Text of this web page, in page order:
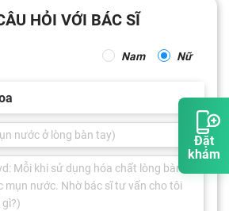
Đặt
khám
HỎI VỚI BÁC SĨ
Nam Nữ